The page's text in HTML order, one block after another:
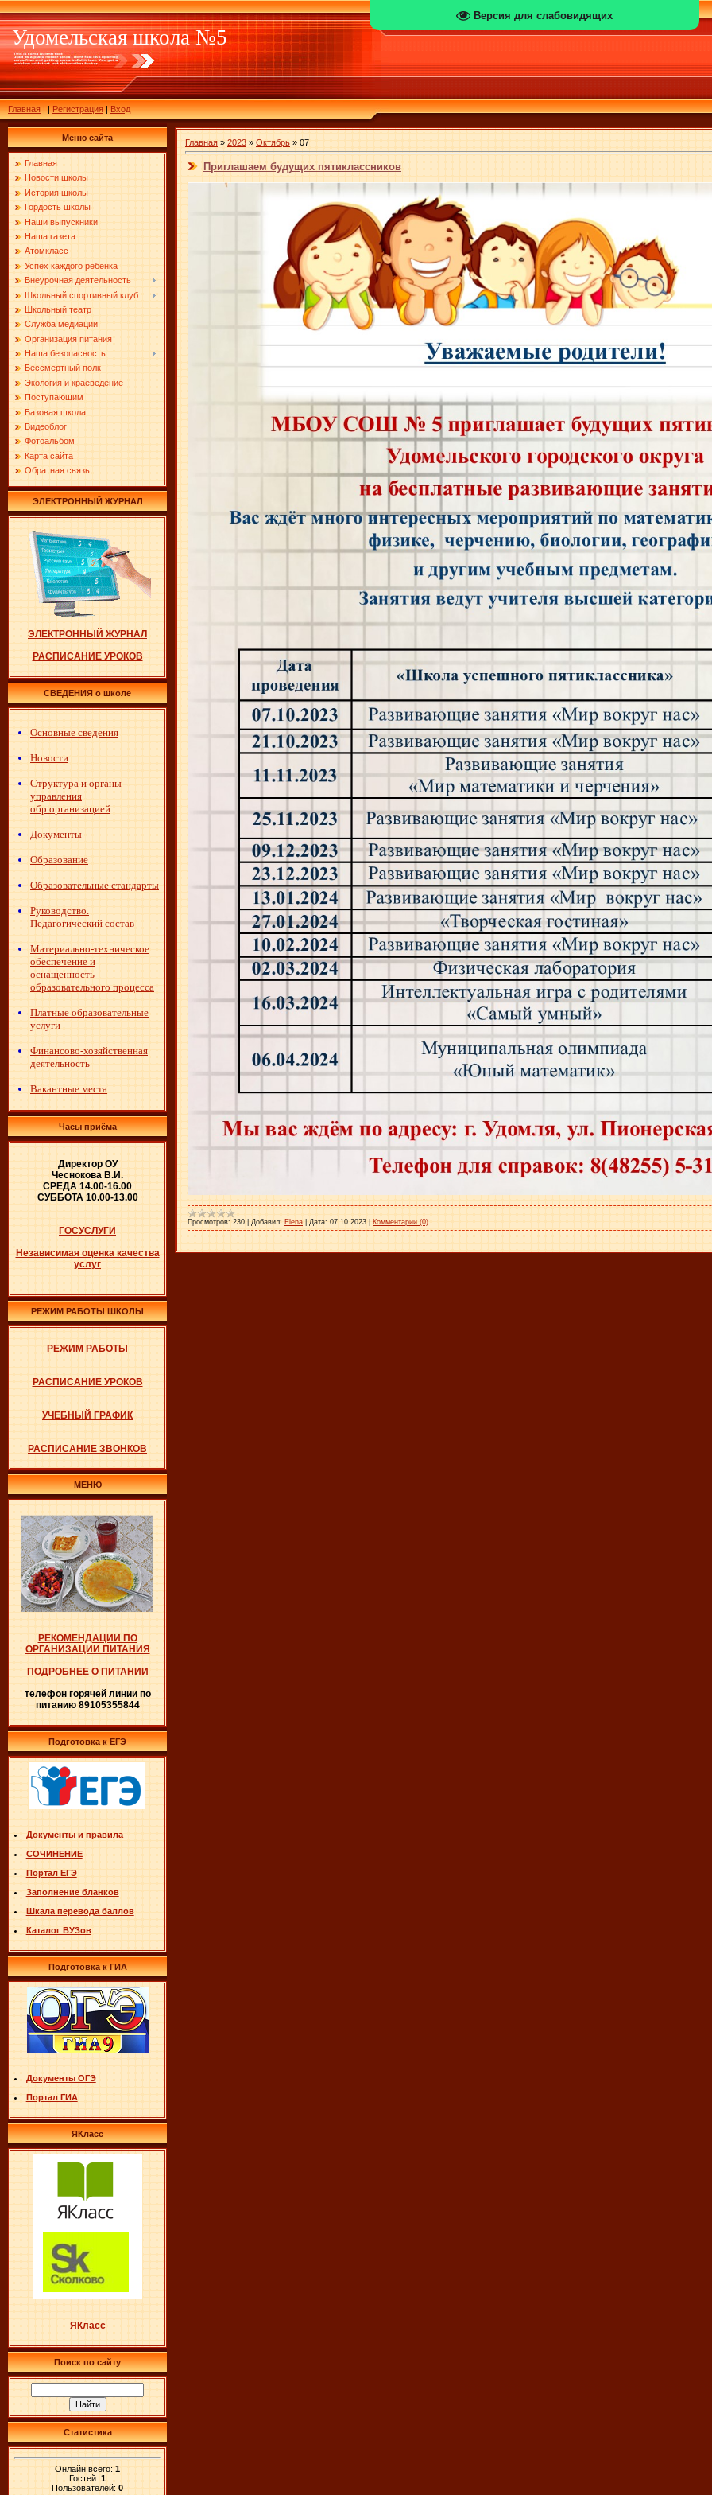
Версия для слабовидящих
Удомельская школа №5
Главная||Регистрация|Вход
Меню сайта
Главная
Новости школы
История школы
Гордость школы
Наши выпускники
Наша газета
Атомкласс
Успех каждого ребенка
Внеурочная деятельность
Школьный спортивный клуб
Школьный театр
Служба медиации
Организация питания
Наша безопасность
Бессмертный полк
Экология и краеведение
Поступающим
Базовая школа
Видеоблог
Фотоальбом
Карта сайта
Обратная связь
ЭЛЕКТРОННЫЙ ЖУРНАЛ
ЭЛЕКТРОННЫЙ ЖУРНАЛ
РАСПИСАНИЕ УРОКОВ
СВЕДЕНИЯ о школе
Основные сведения
Новости
Структура и органы
управления
обр.организацией
Документы
Образование
Образовательные стандарты
Руководство.
Педагогический состав
Материально-техническое
обеспечение и
оснащенность
образовательного процесса
Платные образовательные
услуги
Финансово-хозяйственная
деятельность
Вакантные места
Часы приёма
Директор ОУ
Чеснокова В.И.
СРЕДА 14.00-16.00
СУББОТА 10.00-13.00
ГОСУСЛУГИ
Независимая оценка качества
услуг
РЕЖИМ РАБОТЫ ШКОЛЫ
РЕЖИМ РАБОТЫ
РАСПИСАНИЕ УРОКОВ
УЧЕБНЫЙ ГРАФИК
РАСПИСАНИЕ ЗВОНКОВ
МЕНЮ
РЕКОМЕНДАЦИИ ПО
ОРГАНИЗАЦИИ ПИТАНИЯ
ПОДРОБНЕЕ О ПИТАНИИ
телефон горячей линии по
питанию 89105355844
Подготовка к ЕГЭ
Документы и правила
СОЧИНЕНИЕ
Портал ЕГЭ
Заполнение бланков
Шкала перевода баллов
Каталог ВУЗов
Подготовка к ГИА
Документы ОГЭ
Портал ГИА
ЯКласс
ЯКласс
Поиск по сайту
Статистика
Онлайн всего: 1
Гостей: 1
Пользователей: 0
Главная » 2023 » Октябрь » 07
Приглашаем будущих пятиклассников
Просмотров: 230 Добавил: Elena Дата: 07.10.2023 Комментарии (0)